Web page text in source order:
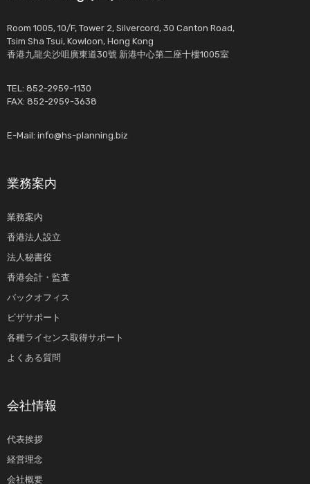
Room 1005, 10/F, Tower 2, Silvercord, 30 Canton Road,
Tsim Sha Tsui, Kowloon, Hong Kong
香港九龍尖沙咀廣東道30號 新港中心第二座十樓1005室
TEL: 852-2959-1130
FAX: 852-2959-3638
E-Mail: info@hs-planning.biz
業務案内
業務案内
香港法人設立
法人秘書役
香港会計・監査
バックオフィス
ビザサポート
各種ライセンス取得サポート
よくある質問
会社情報
代表挨拶
経営理念
会社概要